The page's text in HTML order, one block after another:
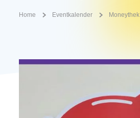
Home Eventkalender Moneythek